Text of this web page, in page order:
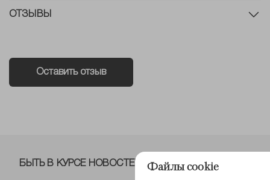
ОТЗЫВЫ
Оставить отзыв
БЫТЬ В КУРСЕ НОВОСТЕЙ ОТ NELVA!
Файлы cookie